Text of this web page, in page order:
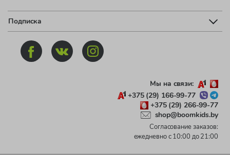
Подписка
Мы на связи:
+375 (29) 166-99-77
+375 (29) 266-99-77
shop@boomkids.by
Согласование заказов:
ежедневно с 10:00 до 21:00